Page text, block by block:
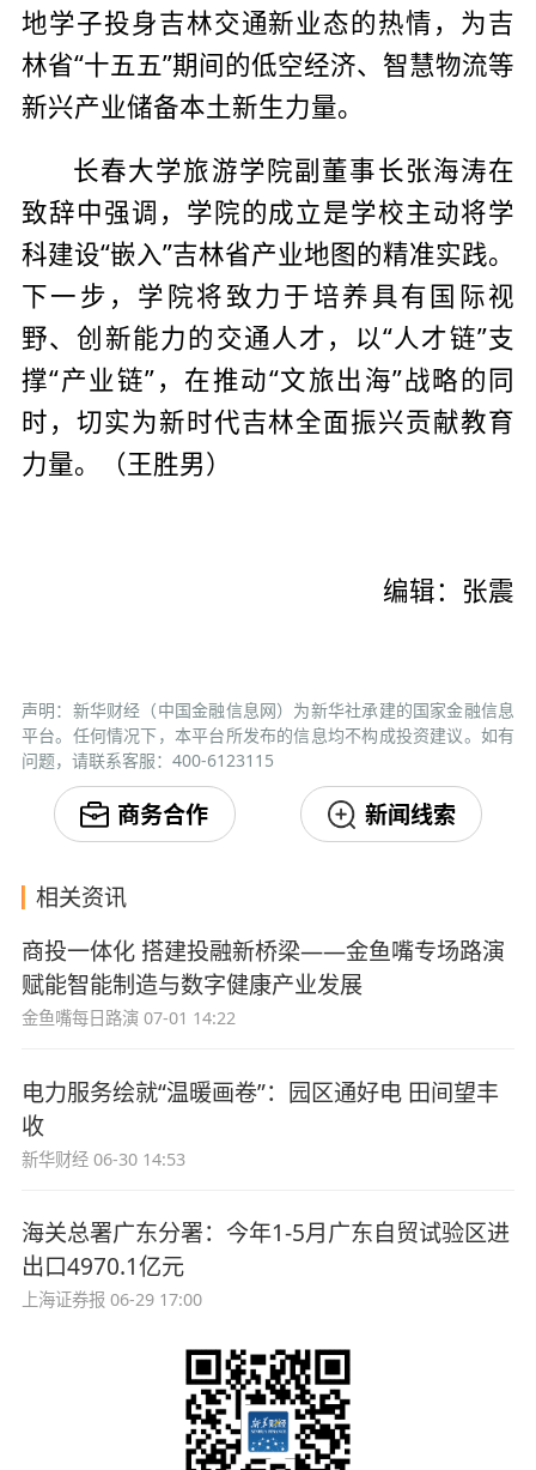
地学子投身吉林交通新业态的热情，为吉
林省“十五五”期间的低空经济、智慧物流等
新兴产业储备本土新生力量。
长春大学旅游学院副董事长张海涛在
致辞中强调，学院的成立是学校主动将学
科建设“嵌入”吉林省产业地图的精准实践。
下一步，学院将致力于培养具有国际视
野、创新能力的交通人才，以“人才链”支
撑“产业链”，在推动“文旅出海”战略的同
时，切实为新时代吉林全面振兴贡献教育
力量。（王胜男）
编辑：张震
声明：新华财经（中国金融信息网）为新华社承建的国家金融信息
平台。任何情况下，本平台所发布的信息均不构成投资建议。如有
问题，请联系客服：400-6123115
商务合作 新闻线索
相关资讯
商投一体化 搭建投融新桥梁——金鱼嘴专场路演
赋能智能制造与数字健康产业发展
金鱼嘴每日路演 07-01 14:22
电力服务绘就“温暖画卷”：园区通好电 田间望丰
收
新华财经 06-30 14:53
海关总署广东分署：今年1-5月广东自贸试验区进
出口4970.1亿元
上海证券报 06-29 17:00